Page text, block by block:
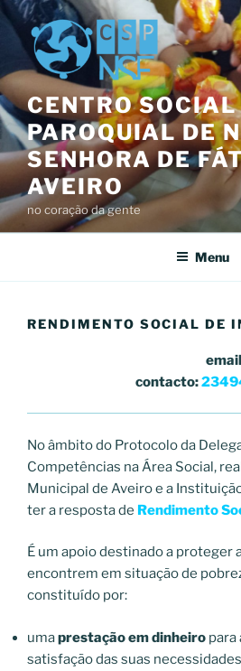
Saltar
para
conteúdo
CENTRO SOCIAL
PAROQUIAL DE
SENHORA DE
AVEIRO
no coração da gente
Menu
RENDIMENTO SOCIAL DE
contacto:
No âmbito do Protocolo da
Competências na Área Social,
Municipal de Aveiro e a
ter a resposta de Rendimento
É um apoio destinado a proteger
encontrem em situação de
constituído por:
umaprestação em dinheiro para
satisfação das suas